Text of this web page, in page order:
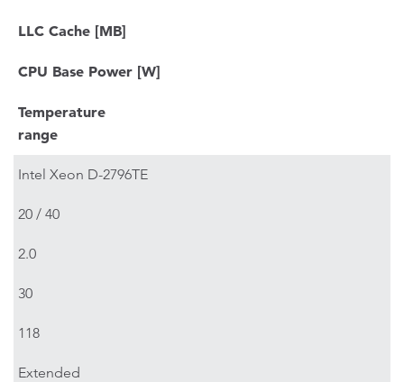
LLC Cache [MB]
CPU Base Power [W]
Temperature
range
Intel Xeon D-2796TE
20 / 40
2.0
30
118
Extended